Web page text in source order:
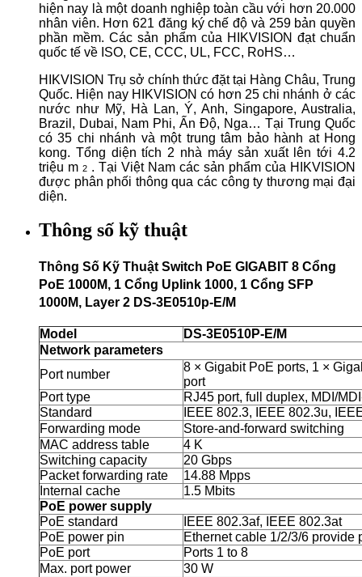
hiện nay là một doanh nghiệp toàn cầu với hơn 20.000
nhân viên. Hơn 621 đăng ký chế độ và 259 bản quyền
phần mềm. Các sản phẩm của HIKVISION đạt chuẩn
quốc tế về ISO, CE, CCC, UL, FCC, RoHS…
HIKVISION Trụ sở chính thức đặt tại Hàng Châu, Trung
Quốc. Hiện nay HIKVISION có hơn 25 chi nhánh ở các
nước như Mỹ, Hà Lan, Ý, Anh, Singapore, Australia,
Brazil, Dubai, Nam Phi, Ấn Độ, Nga… Tại Trung Quốc
có 35 chi nhánh và một trung tâm bảo hành at Hong
kong. Tổng diện tích 2 nhà máy sản xuất lên tới 4.2
triệu m 2 . Tại Việt Nam các sản phẩm của HIKVISION
được phân phối thông qua các công ty thương mại đại
diện.
Thông số kỹ thuật
Thông Số Kỹ Thuật Switch PoE GIGABIT 8 Cổng
PoE 1000M, 1 Cổng Uplink 1000, 1 Cổng SFP
1000M, Layer 2 DS-3E0510p-E/M
Model
DS-3E0510P-E/M
Network parameters
Port number
8 × Gigabit PoE ports, 1 ×
port
Port type
RJ45 port, full duplex, MDI/
Standard
IEEE 802.3, IEEE 802.3u,
Forwarding mode
Store-and-forward switching
MAC address table
4 K
Switching capacity
20 Gbps
Packet forwarding rate
14.88 Mpps
Internal cache
1.5 Mbits
PoE power supply
PoE standard
IEEE 802.3af, IEEE 802.3at
PoE power pin
Ethernet cable 1/2/3/6 provide
PoE port
Ports 1 to 8
Max. port power
30 W